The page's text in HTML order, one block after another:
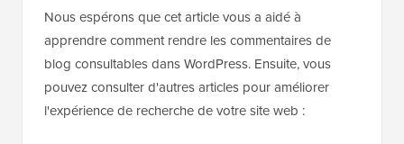
Nous espérons que cet article vous a aidé à
apprendre comment rendre les commentaires de
blog consultables dans WordPress. Ensuite, vous
pouvez consulter d'autres articles pour améliorer
l'expérience de recherche de votre site web :